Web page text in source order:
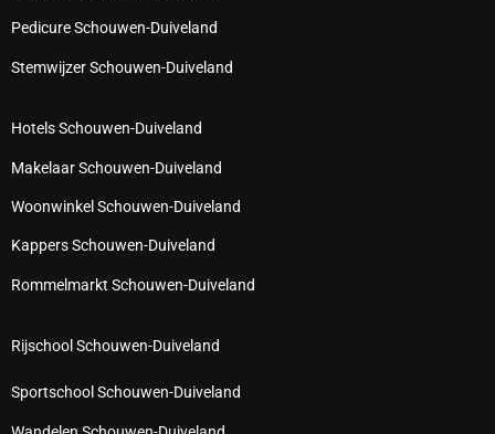
Pedicure Schouwen-Duiveland
Stemwijzer Schouwen-Duiveland
Hotels Schouwen-Duiveland
Makelaar Schouwen-Duiveland
Woonwinkel Schouwen-Duiveland
Kappers Schouwen-Duiveland
Rommelmarkt Schouwen-Duiveland
Rijschool Schouwen-Duiveland
Sportschool Schouwen-Duiveland